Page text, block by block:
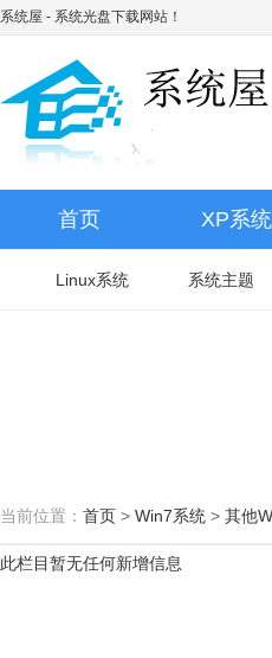
系统屋 - 系统光盘下载网站！
首页 XP系统
Linux系统 系统主题
当前位置： 首页 > Win7系统 > 其他
此栏目暂无任何新增信息